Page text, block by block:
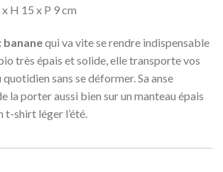
x H 15 x P 9 cm
bananequi va vite se rendre indispensable
très épais et solide, elle transporte vos
sans se déformer. Sa anse
la porter aussi bien sur un manteau épais
t-shirt léger l’été.